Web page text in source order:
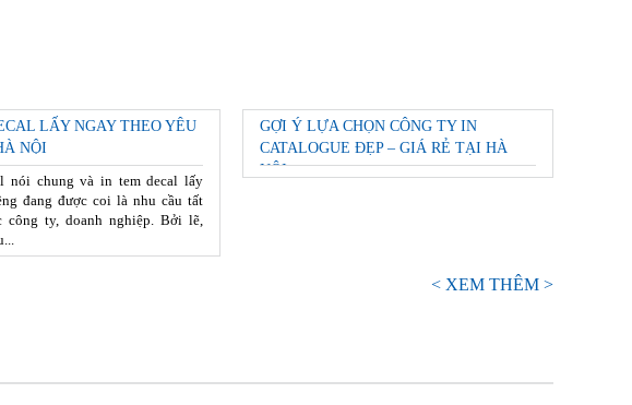
LẤY NGAY THEO YÊU
NỘI
nói chung và in tem decal lấy
đang được coi là nhu cầu tất
công ty, doanh nghiệp. Bởi lẽ,
GỢI Ý LỰA CHỌN CÔNG TY IN
CATALOGUE ĐẸP – GIÁ RẺ TẠI HÀ
NỘI
< XEM THÊM >